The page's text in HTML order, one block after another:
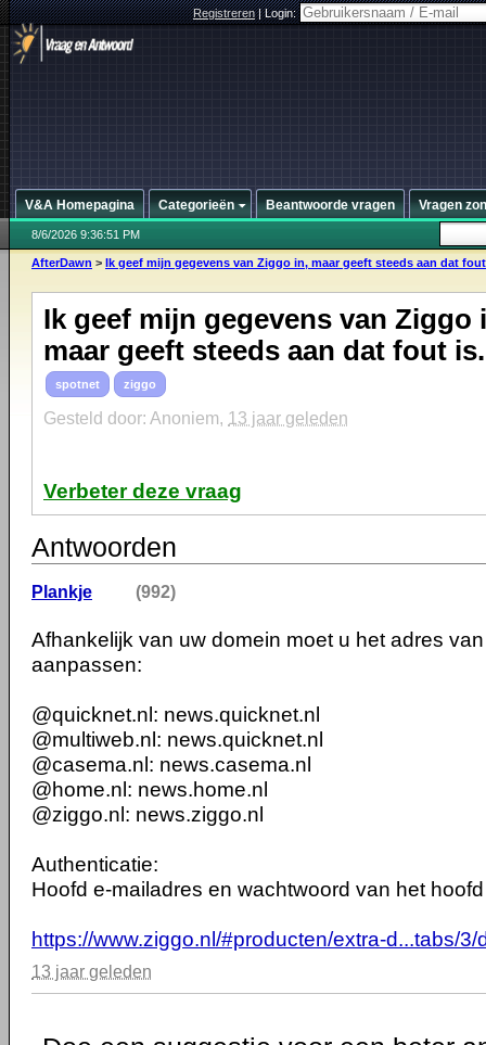
Registreren|Login:
V&A Homepagina Categorieën Beantwoorde vragen Vragen
8/6/2026 9:36:51 PM
AfterDawn > Ik geef mijn gegevens van Ziggo in, maar geeft steeds aan dat
Ik geef mijn gegevens van Ziggo
maar geeft steeds aan dat fout is.
spotnet ziggo
Gesteld door: Anoniem, 13 jaar geleden
Verbeter deze vraag
Antwoorden
Plankje (992)
Afhankelijk van uw domein moet u het adres
aanpassen:
@quicknet.nl: news.quicknet.nl
@multiweb.nl: news.quicknet.nl
@casema.nl: news.casema.nl
@home.nl: news.home.nl
@ziggo.nl: news.ziggo.nl
Authenticatie:
Hoofd e-mailadres en wachtwoord van het
https://www.ziggo.nl/#producten/extra-d...tabs/3/
13 jaar geleden